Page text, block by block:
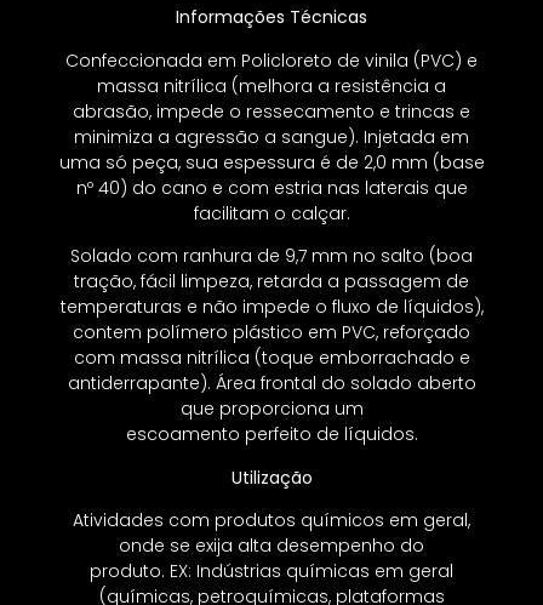
Informações Técnicas
Confeccionada em Policloreto de vinila (PVC) e
massa nitrílica (melhora a resistência a
abrasão, impede o ressecamento e trincas e
minimiza a agressão a sangue). Injetada em
uma só peça, sua espessura é de 2,0 mm (base
nº 40) do cano e com estria nas laterais que
facilitam o calçar.
Solado com ranhura de 9,7 mm no salto (boa
tração, fácil limpeza, retarda a passagem de
temperaturas e não impede o fluxo de líquidos),
contem polímero plástico em PVC, reforçado
com massa nitrílica (toque emborrachado e
antiderrapante). Área frontal do solado aberto
que proporciona um
escoamento perfeito de líquidos.
Utilização
Atividades com produtos químicos em geral,
onde se exija alta desempenho do
produto. EX: Indústrias químicas em geral
(químicas, petroquímicas, plataformas